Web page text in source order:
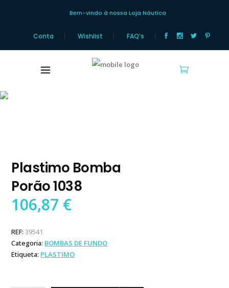
Bem-vindo à nossa Loja Náutica
Conta Wishlist FAQ’s
Plastimo Bomba
Porão 1038
106,87 €
REF:39541
Categoria: BOMBAS DE FUNDO
Etiqueta: PLASTIMO